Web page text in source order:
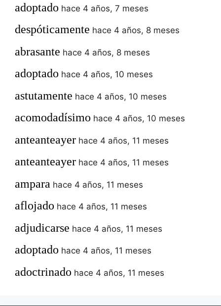
adoptado hace 4 años, 7 meses
despóticamente hace 4 años, 8 meses
abrasante hace 4 años, 8 meses
adoptado hace 4 años, 10 meses
astutamente hace 4 años, 10 meses
acomodadísimo hace 4 años, 10 meses
anteanteayer hace 4 años, 11 meses
anteanteayer hace 4 años, 11 meses
ampara hace 4 años, 11 meses
aflojado hace 4 años, 11 meses
adjudicarse hace 4 años, 11 meses
adoptado hace 4 años, 11 meses
adoctrinado hace 4 años, 11 meses